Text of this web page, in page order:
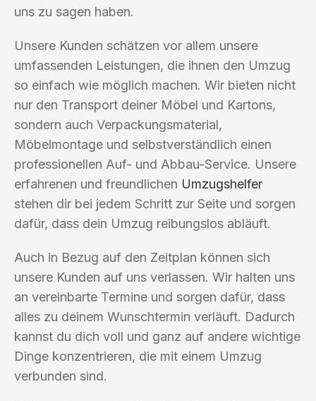
uns zu sagen haben.
Unsere Kunden schätzen vor allem unsere
umfassenden Leistungen, die ihnen den Umzug
so einfach wie möglich machen. Wir bieten nicht
nur den Transport deiner Möbel und Kartons,
sondern auch Verpackungsmaterial,
Möbelmontage und selbstverständlich einen
professionellen Auf- und Abbau-Service. Unsere
erfahrenen und freundlichen Umzugshelfer
stehen dir bei jedem Schritt zur Seite und sorgen
dafür, dass dein Umzug reibungslos abläuft.
Auch in Bezug auf den Zeitplan können sich
unsere Kunden auf uns verlassen. Wir halten uns
an vereinbarte Termine und sorgen dafür, dass
alles zu deinem Wunschtermin verläuft. Dadurch
kannst du dich voll und ganz auf andere wichtige
Dinge konzentrieren, die mit einem Umzug
verbunden sind.